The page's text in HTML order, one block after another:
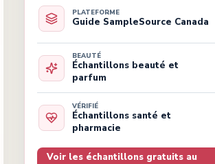
PLATEFORME
Guide SampleSource Canada
BEAUTÉ
Échantillons beauté et
parfum
VÉRIFIÉ
Échantillons santé et
pharmacie
Voir les échantillons gratuits au